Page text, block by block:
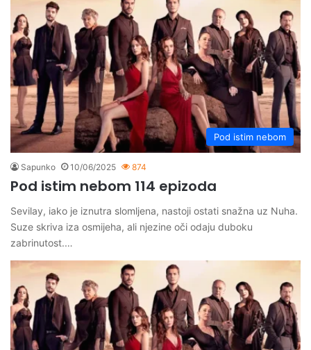
Pod istim nebom
Sapunko 10/06/2025 874
Pod istim nebom 114 epizoda
Sevilay, iako je iznutra slomljena, nastoji ostati snažna uz Nuha.
Suze skriva iza osmijeha, ali njezine oči odaju duboku
zabrinutost.…